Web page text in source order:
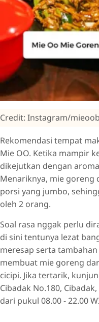
Credit: Instagram/
Rekomendasi tempat
Mie OO. Ketika mampir
dikejutkan dengan
Menariknya, mie goreng
porsi yang jumbo,
oleh 2 orang.
Soal rasa nggak perlu
di sini tentunya lezat
meresap serta
membuat mie goreng
cicipi. Jika tertarik,
Cibadak No.180,
dari pukul 08.00 - 22.00